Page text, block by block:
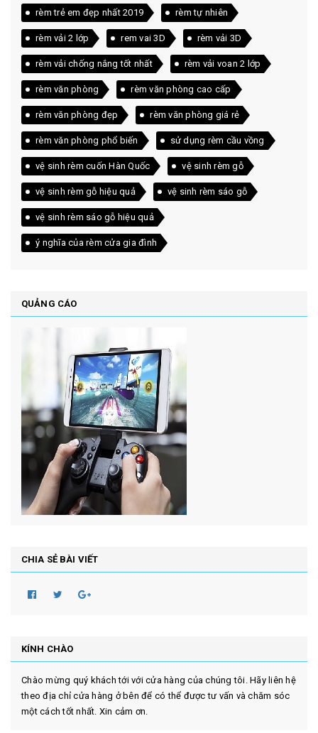
rèm trẻ em đẹp nhất 2019 rèm tự nhiên
rèm vải 2 lớp rem vai 3D rèm vải 3D
rèm vải chống nắng tốt nhất rèm vải voan 2 lớp
rèm văn phòng rèm văn phòng cao cấp
rèm văn phòng đẹp rèm văn phòng giá rẻ
rèm văn phòng phổ biến sử dụng rèm cầu vồng
vệ sinh rèm cuốn Hàn Quốc vệ sinh rèm gỗ
vệ sinh rèm gỗ hiệu quả vệ sinh rèm sáo gỗ
vệ sinh rèm sáo gỗ hiệu quả
ý nghĩa của rèm cửa gia đình
QUẢNG CÁO
CHIA SẺ BÀI VIẾT
KÍNH CHÀO
Chào mừng quý khách tới với cửa hàng của chúng tôi. Hãy liên hệ
theo địa chỉ cửa hàng ở bên để có thể được tư vấn và chăm sóc
một cách tốt nhất. Xin cảm ơn.